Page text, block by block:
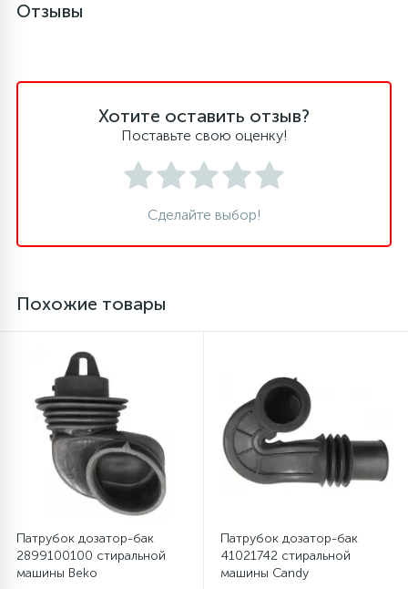
Отзывы
Хотите оставить отзыв?
Поставьте свою оценку!
Сделайте выбор!
Похожие товары
Патрубок дозатор-бак
2899100100 стиральной
машины Beko
Патрубок дозатор-бак
41021742 стиральной
машины Candy